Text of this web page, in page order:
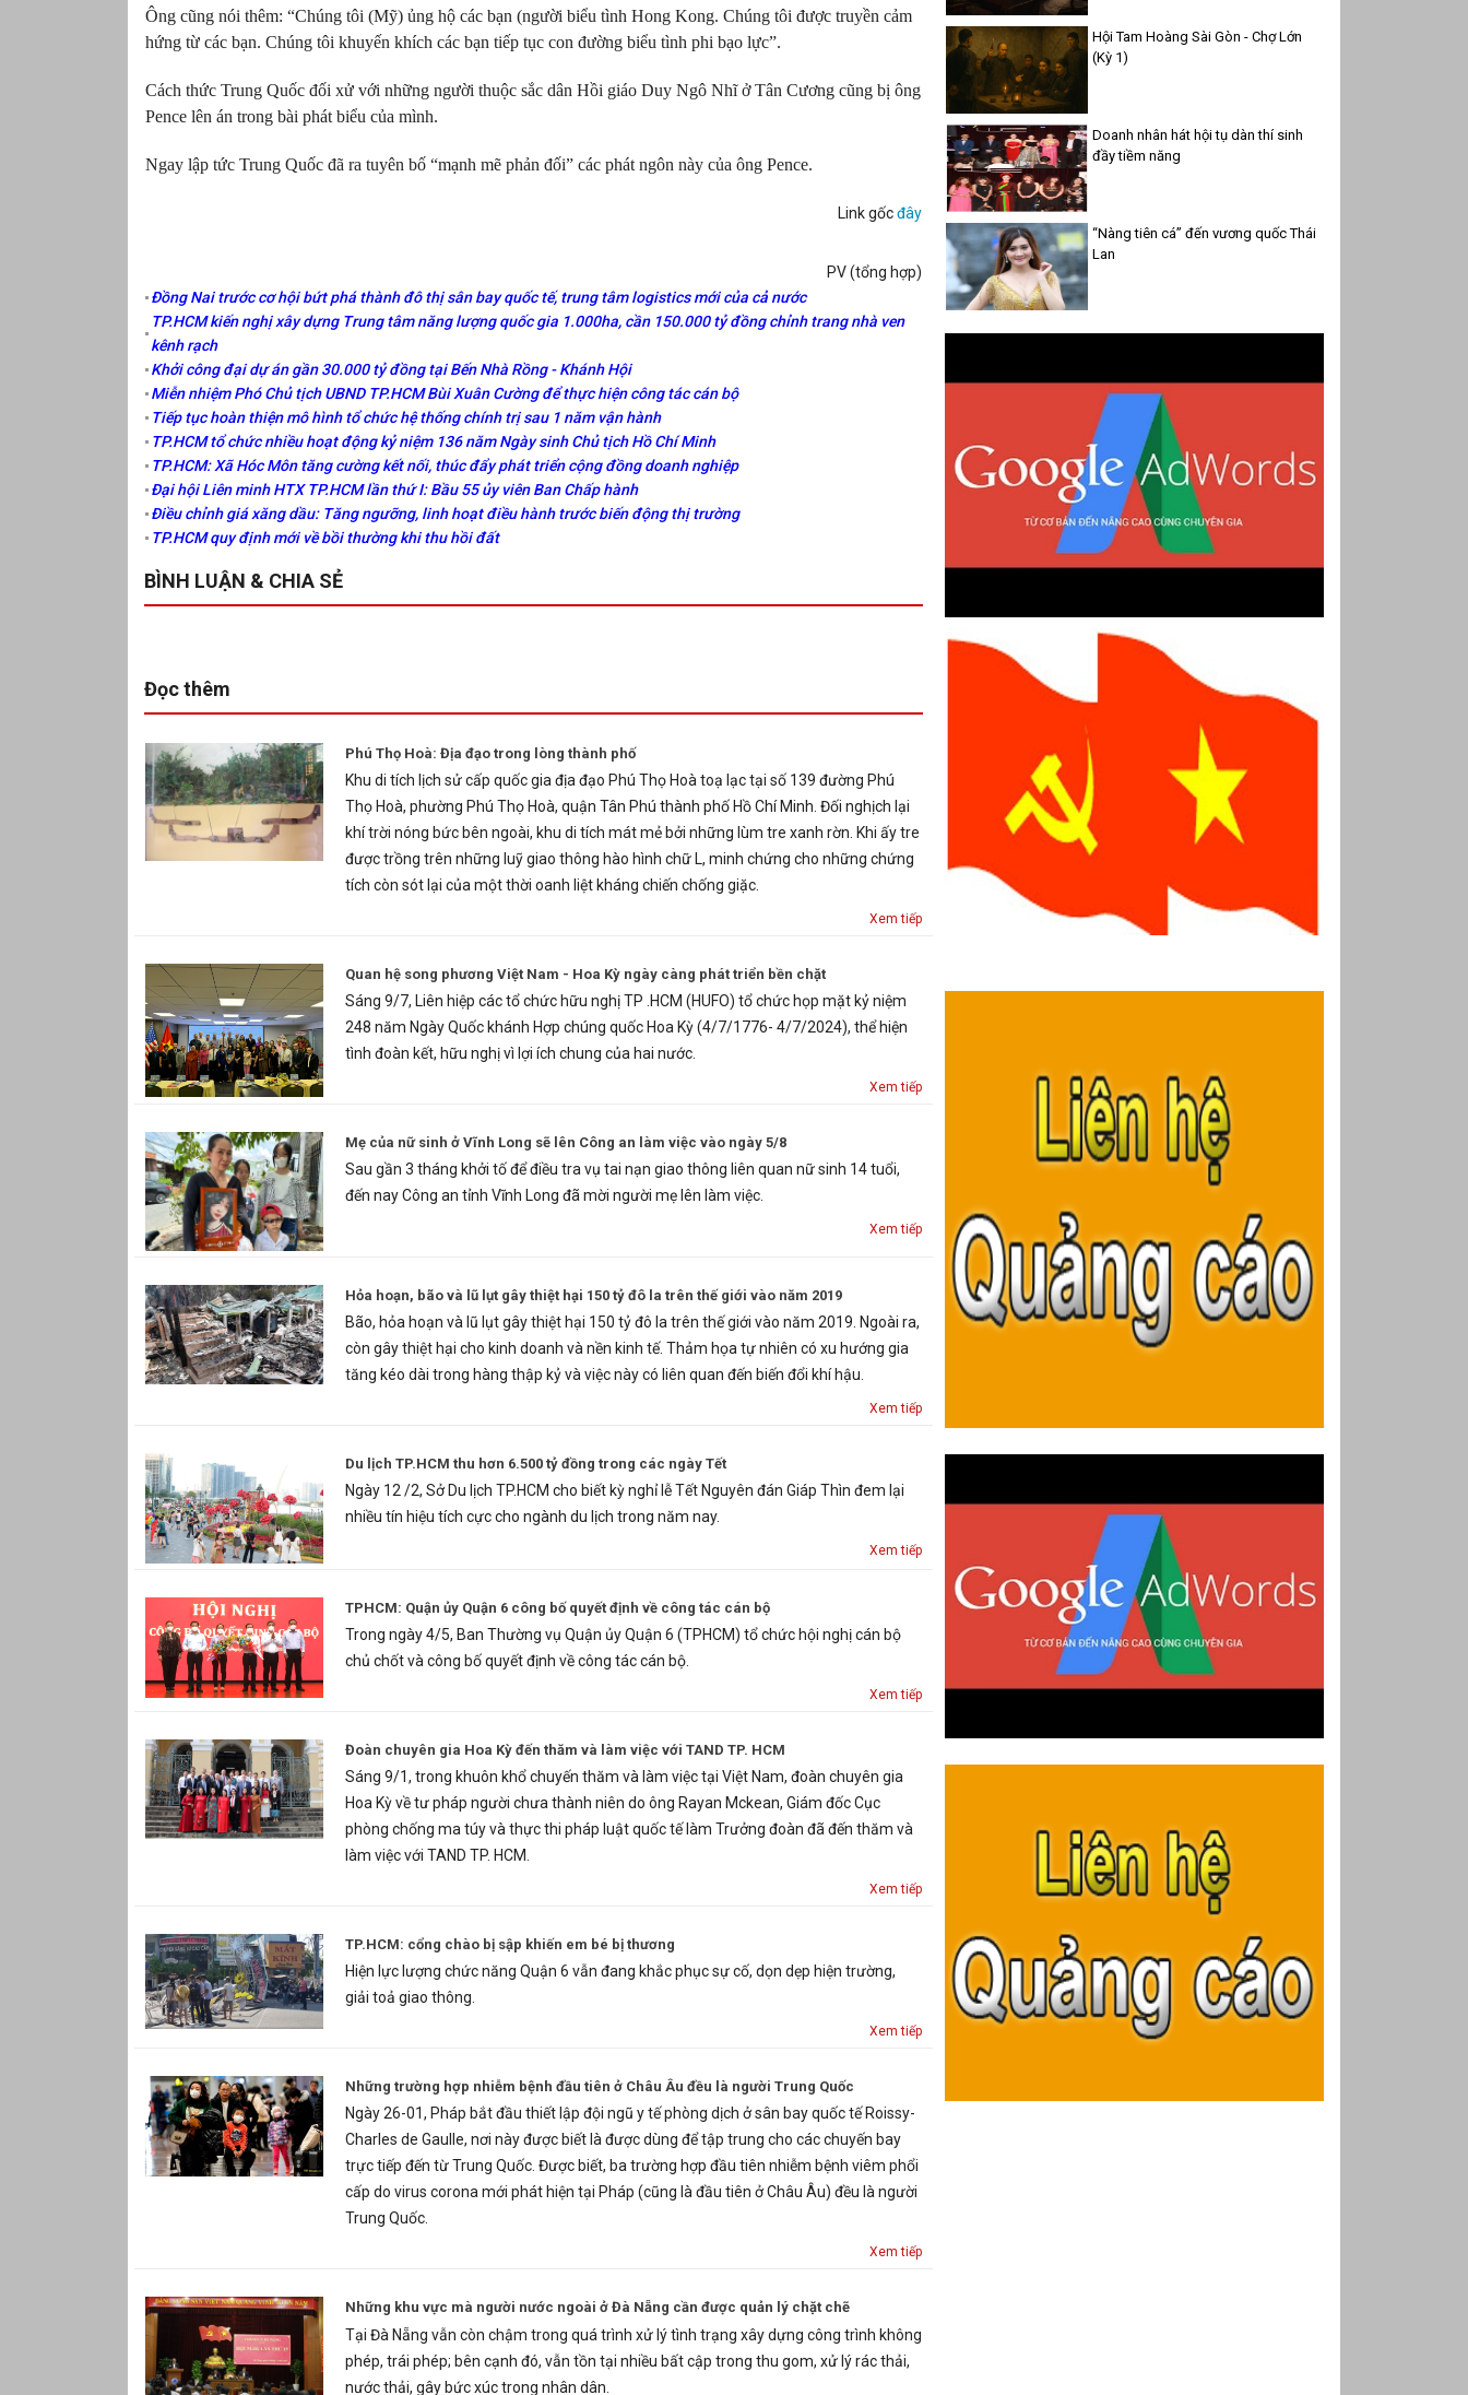
Ông cũng nói thêm: “Chúng tôi (Mỹ) ủng hộ các bạn (người biểu tình Hong Kong. Chúng tôi được truyền cảm
hứng từ các bạn. Chúng tôi khuyến khích các bạn tiếp tục con đường biểu tình phi bạo lực”.
Cách thức Trung Quốc đối xử với những người thuộc sắc dân Hồi giáo Duy Ngô Nhĩ ở Tân Cương cũng bị ông
Pence lên án trong bài phát biểu của mình.
Ngay lập tức Trung Quốc đã ra tuyên bố “mạnh mẽ phản đối” các phát ngôn này của ông Pence.
Link gốcđây
PV (tổng hợp)
Đồng Nai trước cơ hội bứt phá thành đô thị sân bay quốc tế, trung tâm logistics mới của cả nước
TP.HCM kiến nghị xây dựng Trung tâm năng lượng quốc gia 1.000ha, cần 150.000 tỷ đồng chỉnh trang nhà ven
kênh rạch
Khởi công đại dự án gần 30.000 tỷ đồng tại Bến Nhà Rồng - Khánh Hội
Miễn nhiệm Phó Chủ tịch UBND TP.HCM Bùi Xuân Cường để thực hiện công tác cán bộ
Tiếp tục hoàn thiện mô hình tổ chức hệ thống chính trị sau 1 năm vận hành
TP.HCM tổ chức nhiều hoạt động kỷ niệm 136 năm Ngày sinh Chủ tịch Hồ Chí Minh
TP.HCM: Xã Hóc Môn tăng cường kết nối, thúc đẩy phát triển cộng đồng doanh nghiệp
Đại hội Liên minh HTX TP.HCM lần thứ I: Bầu 55 ủy viên Ban Chấp hành
Điều chỉnh giá xăng dầu: Tăng ngưỡng, linh hoạt điều hành trước biến động thị trường
TP.HCM quy định mới về bồi thường khi thu hồi đất
BÌNH LUẬN & CHIA SẺ
Đọc thêm
Phú Thọ Hoà: Địa đạo trong lòng thành phố
Khu di tích lịch sử cấp quốc gia địa đạo Phú Thọ Hoà toạ lạc tại số 139 đường Phú
Thọ Hoà, phường Phú Thọ Hoà, quận Tân Phú thành phố Hồ Chí Minh. Đối nghịch lại
khí trời nóng bức bên ngoài, khu di tích mát mẻ bởi những lùm tre xanh rờn. Khi ấy tre
được trồng trên những luỹ giao thông hào hình chữ L, minh chứng cho những chứng
tích còn sót lại của một thời oanh liệt kháng chiến chống giặc.
Xem tiếp
Quan hệ song phương Việt Nam - Hoa Kỳ ngày càng phát triển bền chặt
Sáng 9/7, Liên hiệp các tổ chức hữu nghị TP .HCM (HUFO) tổ chức họp mặt kỷ niệm
248 năm Ngày Quốc khánh Hợp chúng quốc Hoa Kỳ (4/7/1776- 4/7/2024), thể hiện
tình đoàn kết, hữu nghị vì lợi ích chung của hai nước.
Xem tiếp
Mẹ của nữ sinh ở Vĩnh Long sẽ lên Công an làm việc vào ngày 5/8
Sau gần 3 tháng khởi tố để điều tra vụ tai nạn giao thông liên quan nữ sinh 14 tuổi,
đến nay Công an tỉnh Vĩnh Long đã mời người mẹ lên làm việc.
Xem tiếp
Hỏa hoạn, bão và lũ lụt gây thiệt hại 150 tỷ đô la trên thế giới vào năm 2019
Bão, hỏa hoạn và lũ lụt gây thiệt hại 150 tỷ đô la trên thế giới vào năm 2019. Ngoài ra,
còn gây thiệt hại cho kinh doanh và nền kinh tế. Thảm họa tự nhiên có xu hướng gia
tăng kéo dài trong hàng thập kỷ và việc này có liên quan đến biến đổi khí hậu.
Xem tiếp
Du lịch TP.HCM thu hơn 6.500 tỷ đồng trong các ngày Tết
Ngày 12 /2, Sở Du lịch TP.HCM cho biết kỳ nghỉ lễ Tết Nguyên đán Giáp Thìn đem lại
nhiều tín hiệu tích cực cho ngành du lịch trong năm nay.
Xem tiếp
TPHCM: Quận ủy Quận 6 công bố quyết định về công tác cán bộ
Trong ngày 4/5, Ban Thường vụ Quận ủy Quận 6 (TPHCM) tổ chức hội nghị cán bộ
chủ chốt và công bố quyết định về công tác cán bộ.
Xem tiếp
Đoàn chuyên gia Hoa Kỳ đến thăm và làm việc với TAND TP. HCM
Sáng 9/1, trong khuôn khổ chuyến thăm và làm việc tại Việt Nam, đoàn chuyên gia
Hoa Kỳ về tư pháp người chưa thành niên do ông Rayan Mckean, Giám đốc Cục
phòng chống ma túy và thực thi pháp luật quốc tế làm Trưởng đoàn đã đến thăm và
làm việc với TAND TP. HCM.
Xem tiếp
TP.HCM: cổng chào bị sập khiến em bé bị thương
Hiện lực lượng chức năng Quận 6 vẫn đang khắc phục sự cố, dọn dẹp hiện trường,
giải toả giao thông.
Xem tiếp
Những trường hợp nhiễm bệnh đầu tiên ở Châu Âu đều là người Trung Quốc
Ngày 26-01, Pháp bắt đầu thiết lập đội ngũ y tế phòng dịch ở sân bay quốc tế Roissy-
Charles de Gaulle, nơi này được biết là được dùng để tập trung cho các chuyến bay
trực tiếp đến từ Trung Quốc. Được biết, ba trường hợp đầu tiên nhiễm bệnh viêm phổi
cấp do virus corona mới phát hiện tại Pháp (cũng là đầu tiên ở Châu Âu) đều là người
Trung Quốc.
Xem tiếp
Những khu vực mà người nước ngoài ở Đà Nẵng cần được quản lý chặt chẽ
Tại Đà Nẵng vẫn còn chậm trong quá trình xử lý tình trạng xây dựng công trình không
phép, trái phép; bên cạnh đó, vẫn tồn tại nhiều bất cập trong thu gom, xử lý rác thải,
nước thải, gây bức xúc trong nhân dân.
Hội Tam Hoàng Sài Gòn - Chợ Lớn
(Kỳ 1)
Doanh nhân hát hội tụ dàn thí sinh
đầy tiềm năng
“Nàng tiên cá” đến vương quốc Thái
Lan